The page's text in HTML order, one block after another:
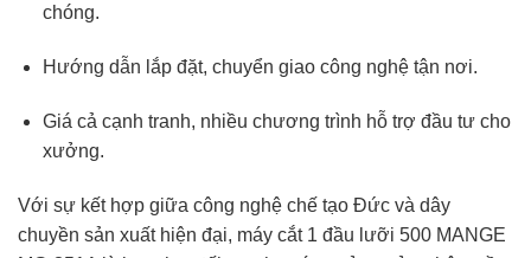
chóng.
Hướng dẫn lắp đặt, chuyển giao công nghệ tận nơi.
Giá cả cạnh tranh, nhiều chương trình hỗ trợ đầu tư cho
xưởng.
Với sự kết hợp giữa công nghệ chế tạo Đức và dây
chuyền sản xuất hiện đại, máy cắt 1 đầu lưỡi 500 MANGE